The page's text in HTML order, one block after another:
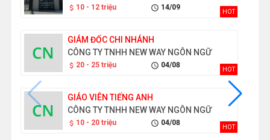
attach_money 10 - 12 triệu schedule 14/09
HOT
GIÁM ĐỐC CHI NHÁNH
CÔNG TY TNHH NEW WAY NGÔN NGỮ
attach_money 20 - 25 triệu schedule 04/08
HOT
GIÁO VIÊN TIẾNG ANH
CÔNG TY TNHH NEW WAY NGÔN NGỮ
attach_money 10 - 20 triệu schedule 04/08
HOT